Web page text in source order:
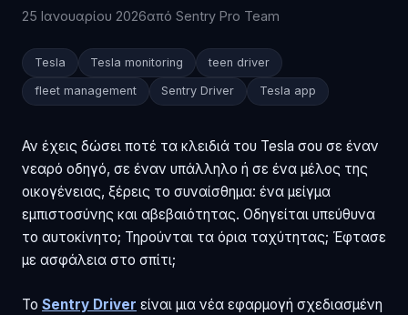
25 Ιανουαρίου 2026από Sentry Pro Team
Tesla Tesla monitoring teen driver
fleet management Sentry Driver Tesla app
Αν έχεις δώσει ποτέ τα κλειδιά του Tesla σου σε έναν
νεαρό οδηγό, σε έναν υπάλληλο ή σε ένα μέλος της
οικογένειας, ξέρεις το συναίσθημα: ένα μείγμα
εμπιστοσύνης και αβεβαιότητας. Οδηγείται υπεύθυνα
το αυτοκίνητο; Τηρούνται τα όρια ταχύτητας; Έφτασε
με ασφάλεια στο σπίτι;
Το Sentry Driver είναι μια νέα εφαρμογή σχεδιασμένη